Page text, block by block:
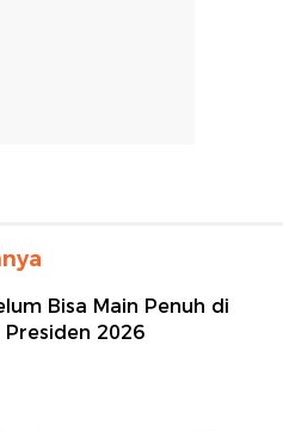
Bisa Main Penuh di
Presiden 2026